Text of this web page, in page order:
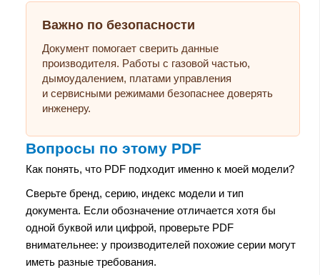
Важно по безопасности
Документ помогает сверить данные
производителя. Работы с газовой частью,
дымоудалением, платами управления
и сервисными режимами безопаснее доверять
инженеру.
Вопросы по этому PDF
Как понять, что PDF подходит именно к моей модели?
Сверьте бренд, серию, индекс модели и тип
документа. Если обозначение отличается хотя бы
одной буквой или цифрой, проверьте PDF
внимательнее: у производителей похожие серии могут
иметь разные требования.